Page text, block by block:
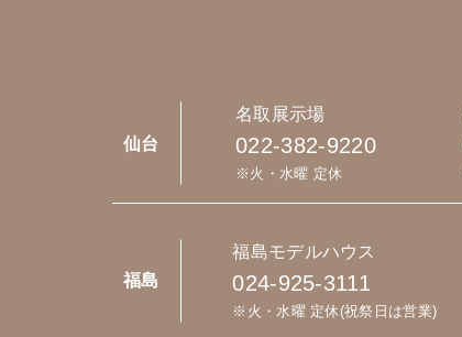
仙台
名取展示場
022-382-9220
※火・水曜 定休
福島
福島モデルハウス
024-925-3111
※火・水曜 定休(祝祭日は営業)